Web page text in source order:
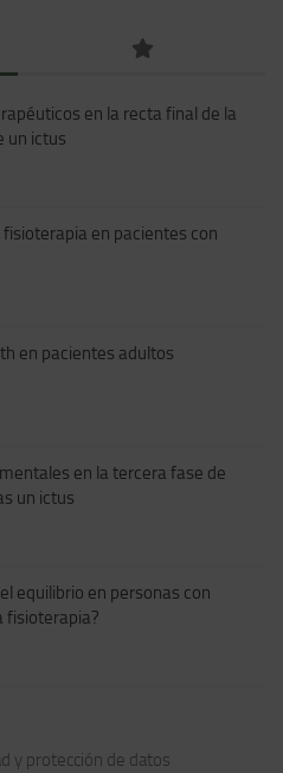
en la recta final de la
un ictus
fisioterapia en pacientes con
en pacientes adultos
en la tercera fase de
un ictus
equilibrio en personas con
fisioterapia?
y protección de datos